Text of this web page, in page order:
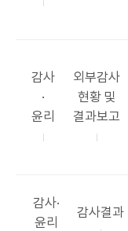
한
카
고
감사
·
윤리
공
표
목
외부감사
현황 및
결과보고
카
테
감사·
윤리
공
감사결과